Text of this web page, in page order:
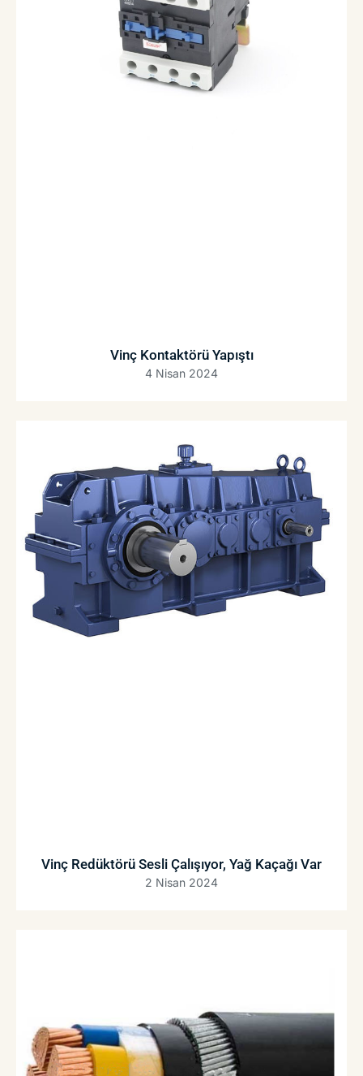
Vinç Kontaktörü Yapıştı
4 Nisan 2024
Vinç Redüktörü Sesli Çalışıyor, Yağ Kaçağı Var
2 Nisan 2024